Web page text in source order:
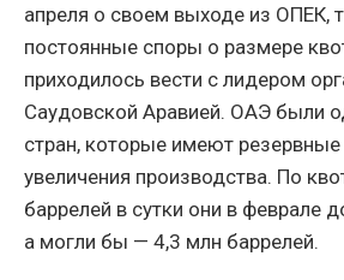
апреля о своем выходе из ОПЕК,
постоянные споры о размере
приходилось вести с лидером
Саудовской Аравией. ОАЭ были
стран, которые имеют
увеличения производства. По
баррелей в сутки они в феврале
а могли бы — 4,3 млн баррелей.